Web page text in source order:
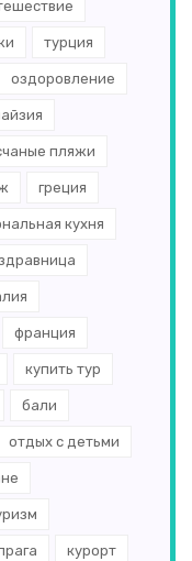
турция
оздоровление
пляжи
греция
кухня
франция
купить тур
бали
отдых с детьми
курорт